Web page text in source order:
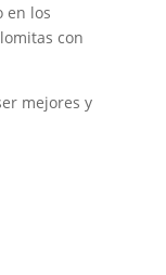
en los
con
mejores y